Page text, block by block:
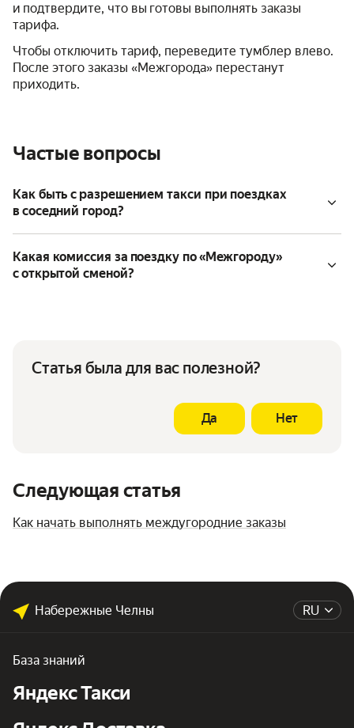
и подтвердите, что вы готовы выполнять заказы
тарифа.
Чтобы отключить тариф, переведите тумблер влево.
После этого заказы «Межгорода» перестанут
приходить.
Частые вопросы
Как быть с разрешением такси при поездках
в соседний город?
Какая комиссия за поездку по «Межгороду»
с открытой сменой?
Статья была для вас полезной?
Да Нет
Следующая статья
Как начать выполнять междугородние заказы
RU
Набережные Челны
База знаний
Яндекс Такси